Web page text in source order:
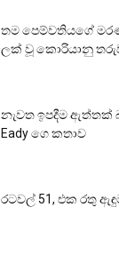
තම පෙම්වතියගේ
ලක් වූ කොරියානු
නැවත ඉපදීම ඇත්තක්
Eady ගෙ කතාව
රටවල් 51, එක රතු